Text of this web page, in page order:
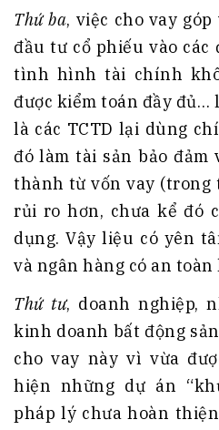
Thứ ba, việc cho vay
đầu tư cổ phiếu vào
tình hình tài chính
được kiểm toán đầy đủ…
là các TCTD lại dùng
đó làm tài sản bảo
thành từ vốn vay (trong
rủi ro hơn, chưa kể đó
dụng. Vậy liệu có yên
và ngân hàng có an toàn
Thứ tư, doanh nghiệp,
kinh doanh bất động
cho vay này vì vừa
hiện những dự án
pháp lý chưa hoàn